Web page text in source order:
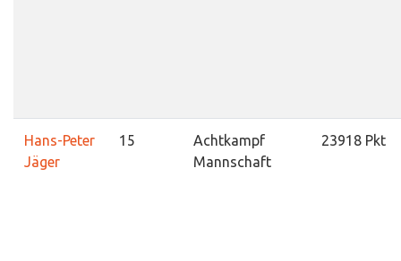
Hans-Peter
Jäger
15
Achtkampf
Mannschaft
23918 Pkt